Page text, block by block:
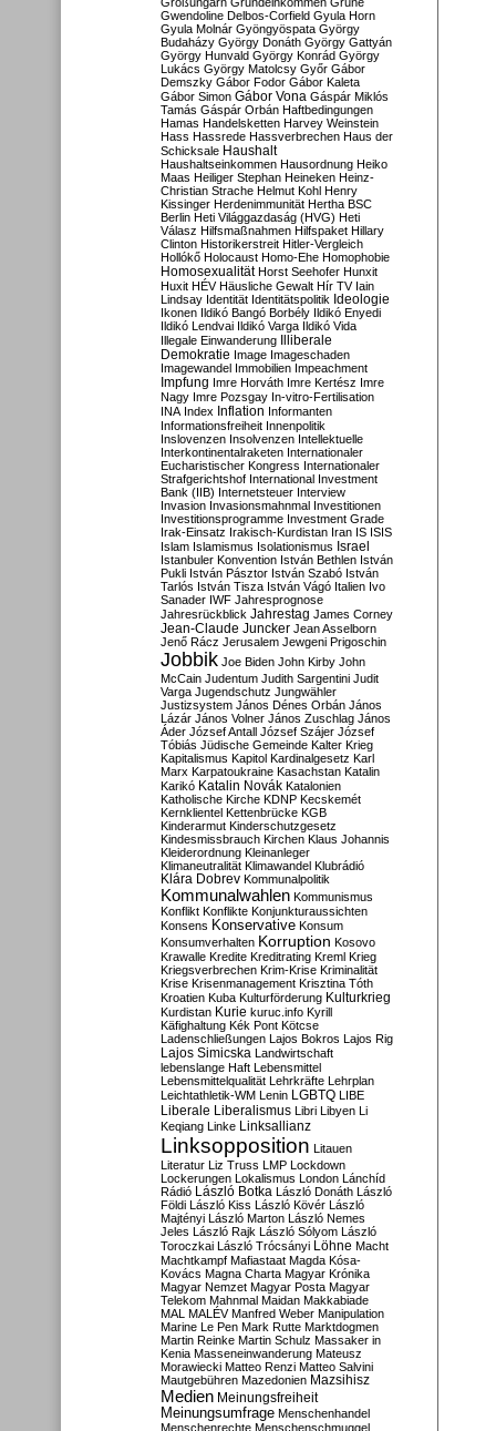
Gwendoline Delbos-Corfield Gyula Horn
Gyula Molnár Gyöngyöspata György
Budaházy György Donáth György Gattyán
György Hunvald György Konrád György
Lukács György Matolcsy Győr Gábor
Demszky Gábor Fodor Gábor Kaleta
Gábor Simon Gábor Vona Gáspár Miklós
Tamás Gáspár Orbán Haftbedingungen
Hamas Handelsketten Harvey Weinstein
Hass Hassrede Hassverbrechen Haus der
Schicksale Haushalt
Haushaltseinkommen Hausordnung Heiko
Maas Heiliger Stephan Heineken Heinz-
Christian Strache Helmut Kohl Henry
Kissinger Herdenimmunität Hertha BSC
Berlin Heti Világgazdaság (HVG) Heti
Válasz Hilfsmaßnahmen Hilfspaket Hillary
Clinton Historikerstreit Hitler-Vergleich
Hollókő Holocaust Homo-Ehe Homophobie
Homosexualität Horst Seehofer Hunxit
Huxit HÉV Häusliche Gewalt Hír TV Iain
Lindsay Identität Identitätspolitik Ideologie
Ikonen Ildikó Bangó Borbély Ildikó Enyedi
Ildikó Lendvai Ildikó Varga Ildikó Vida
Illegale Einwanderung Illiberale
Demokratie Image Imageschaden
Imagewandel Immobilien Impeachment
Impfung Imre Horváth Imre Kertész Imre
Nagy Imre Pozsgay In-vitro-Fertilisation
INA Index Inflation Informanten
Informationsfreiheit Innenpolitik
Inslovenzen Insolvenzen Intellektuelle
Interkontinentalraketen Internationaler
Eucharistischer Kongress Internationaler
Strafgerichtshof International Investment
Bank (IIB) Internetsteuer Interview
Invasion Invasionsmahnmal Investitionen
Investitionsprogramme Investment Grade
Irak-Einsatz Irakisch-Kurdistan Iran IS ISIS
Islam Islamismus Isolationismus Israel
Istanbuler Konvention István Bethlen István
Pukli István Pásztor István Szabó István
Tarlós István Tisza István Vágó Italien Ivo
Sanader IWF Jahresprognose
Jahresrückblick Jahrestag James Corney
Jean-Claude Juncker Jean Asselborn
Jenő Rácz Jerusalem Jewgeni Prigoschin
Jobbik Joe Biden John Kirby John
McCain Judentum Judith Sargentini Judit
Varga Jugendschutz Jungwähler
Justizsystem János Dénes Orbán János
Lázár János Volner János Zuschlag János
Áder József Antall József Szájer József
Tóbiás Jüdische Gemeinde Kalter Krieg
Kapitalismus Kapitol Kardinalgesetz Karl
Marx Karpatoukraine Kasachstan Katalin
Karikó Katalin Novák Katalonien
Katholische Kirche KDNP Kecskemét
Kernklientel Kettenbrücke KGB
Kinderarmut Kinderschutzgesetz
Kindesmissbrauch Kirchen Klaus Johannis
Kleiderordnung Kleinanleger
Klimaneutralität Klimawandel Klubrádió
Klára Dobrev Kommunalpolitik
Kommunalwahlen Kommunismus
Konflikt Konflikte Konjunkturaussichten
Konsens Konservative Konsum
Konsumverhalten Korruption Kosovo
Krawalle Kredite Kreditrating Kreml Krieg
Kriegsverbrechen Krim-Krise Kriminalität
Krise Krisenmanagement Krisztina Tóth
Kroatien Kuba Kulturförderung Kulturkrieg
Kurdistan Kurie kuruc.info Kyrill
Käfighaltung Kék Pont Kötcse
Ladenschließungen Lajos Bokros Lajos Rig
Lajos Simicska Landwirtschaft
lebenslange Haft Lebensmittel
Lebensmittelqualität Lehrkräfte Lehrplan
Leichtathletik-WM Lenin LGBTQ LIBE
Liberale Liberalismus Libri Libyen Li
Keqiang Linke Linksallianz
Linksopposition Litauen
Literatur Liz Truss LMP Lockdown
Lockerungen Lokalismus London Lánchíd
Rádió
László Botka László Donáth László
Földi László Kiss László Kövér László
Majtényi László Marton László Nemes
Jeles László Rajk László Sólyom László
Toroczkai László Trócsányi Löhne Macht
Machtkampf Mafiastaat Magda Kósa-
Kovács Magna Charta Magyar Krónika
Magyar Nemzet Magyar Posta Magyar
Telekom Mahnmal Maidan Makkabiade
MAL MALÉV Manfred Weber Manipulation
Marine Le Pen Mark Rutte Marktdogmen
Martin Reinke Martin Schulz Massaker in
Kenia Masseneinwanderung Mateusz
Morawiecki Matteo Renzi Matteo Salvini
Mautgebühren Mazedonien Mazsihisz
Medien Meinungsfreiheit
Meinungsumfrage Menschenhandel
Menschenrechte Menschenschmuggel